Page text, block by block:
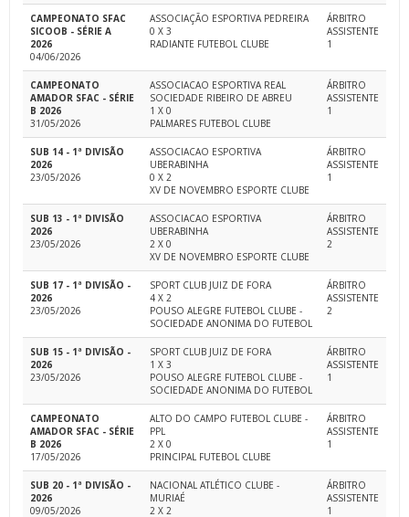
CAMPEONATO SFAC
SICOOB - SÉRIE A
2026
04/06/2026
ASSOCIAÇÃO ESPORTIVA PEDREIRA
0 X 3
RADIANTE FUTEBOL CLUBE
ÁRBITRO
ASSISTENTE
1
CAMPEONATO
AMADOR SFAC - SÉRIE
B 2026
31/05/2026
ASSOCIACAO ESPORTIVA REAL
SOCIEDADE RIBEIRO DE ABREU
1 X 0
PALMARES FUTEBOL CLUBE
ÁRBITRO
ASSISTENTE
1
SUB 14 - 1ª DIVISÃO
2026
23/05/2026
ASSOCIACAO ESPORTIVA
UBERABINHA
0 X 2
XV DE NOVEMBRO ESPORTE CLUBE
ÁRBITRO
ASSISTENTE
1
SUB 13 - 1ª DIVISÃO
2026
23/05/2026
ASSOCIACAO ESPORTIVA
UBERABINHA
2 X 0
XV DE NOVEMBRO ESPORTE CLUBE
ÁRBITRO
ASSISTENTE
2
SUB 17 - 1ª DIVISÃO -
2026
23/05/2026
SPORT CLUB JUIZ DE FORA
4 X 2
POUSO ALEGRE FUTEBOL CLUBE -
SOCIEDADE ANONIMA DO FUTEBOL
ÁRBITRO
ASSISTENTE
2
SUB 15 - 1ª DIVISÃO -
2026
23/05/2026
SPORT CLUB JUIZ DE FORA
1 X 3
POUSO ALEGRE FUTEBOL CLUBE -
SOCIEDADE ANONIMA DO FUTEBOL
ÁRBITRO
ASSISTENTE
1
CAMPEONATO
AMADOR SFAC - SÉRIE
B 2026
17/05/2026
ALTO DO CAMPO FUTEBOL CLUBE -
PPL
2 X 0
PRINCIPAL FUTEBOL CLUBE
ÁRBITRO
ASSISTENTE
1
SUB 20 - 1ª DIVISÃO -
2026
09/05/2026
NACIONAL ATLÉTICO CLUBE -
MURIAÉ
2 X 2
ÁRBITRO
ASSISTENTE
1